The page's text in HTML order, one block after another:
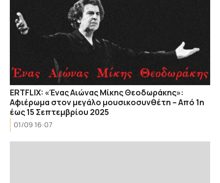
ERTFLIX: «Ένας Αιώνας Μίκης Θεοδωράκης»:
Αφιέρωμα στον μεγάλο μουσικοσυνθέτη – Από 1η
έως 15 Σεπτεμβρίου 2025
01/09 16:07